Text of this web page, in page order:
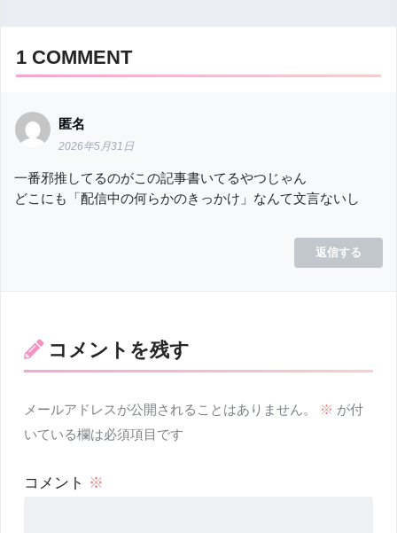
1COMMENT
匿名
2026年5月31日
一番邪推してるのがこの記事書いてるやつじゃん
どこにも「配信中の何らかのきっかけ」なんて文言ないし
返信する
コメントを残す
メールアドレスが公開されることはありません。 ※ が付
いている欄は必須項目です
コメント ※